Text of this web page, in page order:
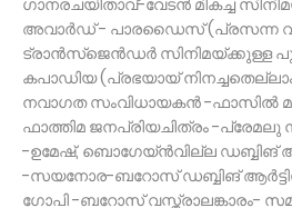
ഗാനരചയിതാവ്-വേടൻ മികച്ച
അവാർഡ് - പാരഡൈസ് (പ്രസന്ന
ട്രാൻസ്ജെൻഡർ സിനിമയ്ക്കുള്ള
കപാഡിയ (പ്രഭയായ്
നവാഗത സംവിധായകൻ -ഫാസിൽ
ഫാത്തിമ ജനപ്രിയചിത്രം -
-ഉമേഷ്, ബൊഗേയ്ൻവില്ല ഡബ്ബിങ്
-സയനോര-ബറോസ് ഡബ്ബിങ്
ഗോപി -ബറോസ് വസ്ത്രാലങ്കാരം-